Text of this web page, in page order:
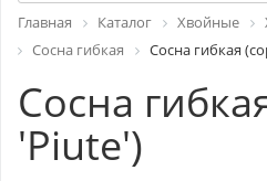
Главная Каталог Хвойные
Сосна гибкая
Сосна гибкая
Сосна
'Piute')